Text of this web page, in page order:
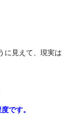
見えて、 現実は
です。